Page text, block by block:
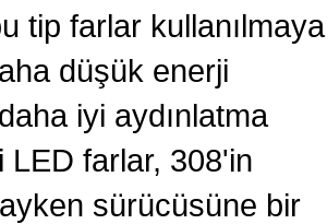
tip farlar kullanılmaya
düşük enerji
iyi aydınlatma
LED farlar, 308'in
sürücüsüne bir